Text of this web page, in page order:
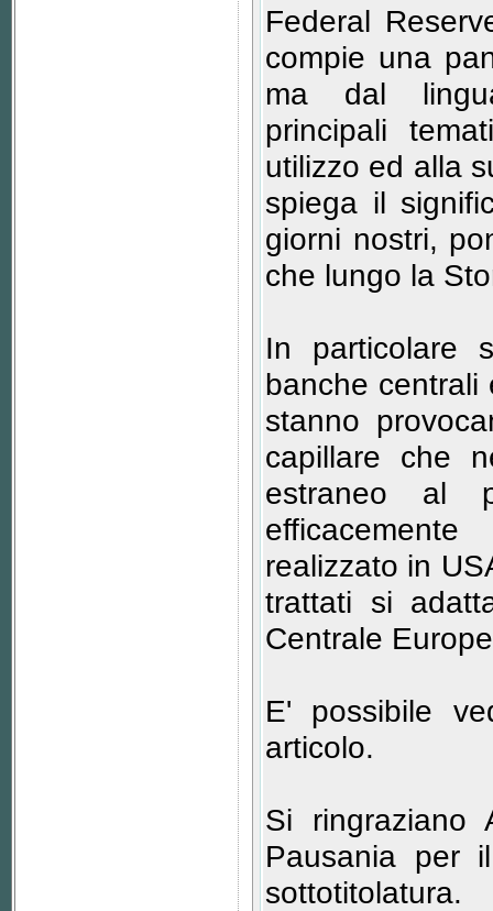
Federal
compie una
ma dal
principali
utilizzo ed alla
spiega il
giorni nostri,
che lungo la
In particolare
banche centrali
stanno
capillare che
estraneo al
realizzato in
trattati si
Centrale
E' possibile
articolo.
Si ringraziano
Pausania per
sottotitolatura.